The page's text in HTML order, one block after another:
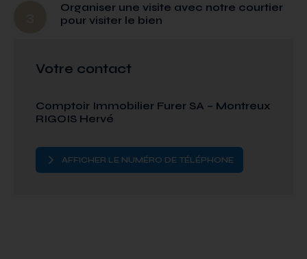
Organiser une visite avec notre courtier
pour visiter le bien
Votre contact
Comptoir Immobilier Furer SA – Montreux
RIGOIS Hervé
AFFICHER LE NUMÉRO DE TÉLÉPHONE